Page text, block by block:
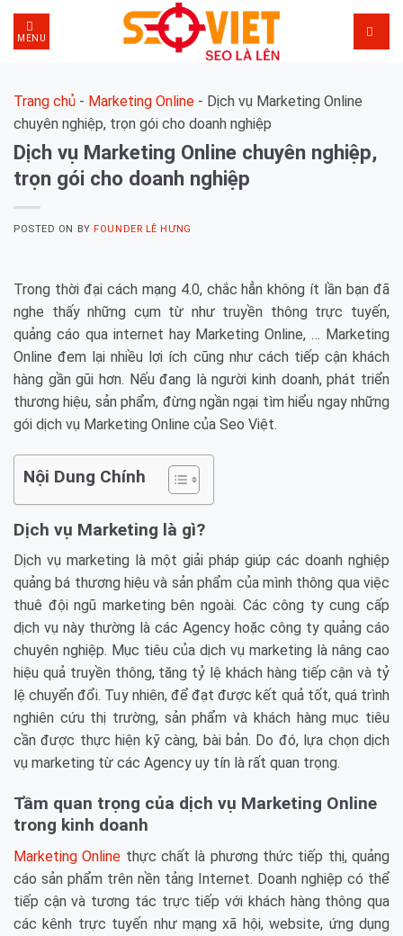
Skip
content
MENU
Trang chủ - Marketing Online - Dịch vụ Marketing Online
chuyên nghiệp, trọn gói cho doanh nghiệp
Dịch vụ Marketing Online chuyên nghiệp,
trọn gói cho doanh nghiệp
POSTED ON BYFOUNDER LÊ HƯNG
Trong thời đại cách mạng 4.0, chắc hẳn không ít lần bạn đã
nghe thấy những cụm từ như truyền thông trực tuyến,
quảng cáo qua internet hay Marketing Online, … Marketing
Online đem lại nhiều lợi ích cũng như cách tiếp cận khách
hàng gần gũi hơn. Nếu đang là người kinh doanh, phát triển
thương hiệu, sản phẩm, đừng ngần ngại tìm hiểu ngay những
gói dịch vụ Marketing Online của Seo Việt.
Nội Dung Chính
Dịch vụ Marketing là gì?
Dịch vụ marketing là một giải pháp giúp các doanh nghiệp
quảng bá thương hiệu và sản phẩm của mình thông qua việc
thuê đội ngũ marketing bên ngoài. Các công ty cung cấp
dịch vụ này thường là các Agency hoặc công ty quảng cáo
chuyên nghiệp. Mục tiêu của dịch vụ marketing là nâng cao
hiệu quả truyền thông, tăng tỷ lệ khách hàng tiếp cận và tỷ
lệ chuyển đổi. Tuy nhiên, để đạt được kết quả tốt, quá trình
nghiên cứu thị trường, sản phẩm và khách hàng mục tiêu
cần được thực hiện kỹ càng, bài bản. Do đó, lựa chọn dịch
vụ marketing từ các Agency uy tín là rất quan trọng.
Tầm quan trọng của dịch vụ Marketing Online
trong kinh doanh
Marketing Online thực chất là phương thức tiếp thị, quảng
cáo sản phẩm trên nền tảng Internet. Doanh nghiệp có thể
tiếp cận và tương tác trực tiếp với khách hàng thông qua
các kênh trực tuyến như mạng xã hội, website, ứng dụng